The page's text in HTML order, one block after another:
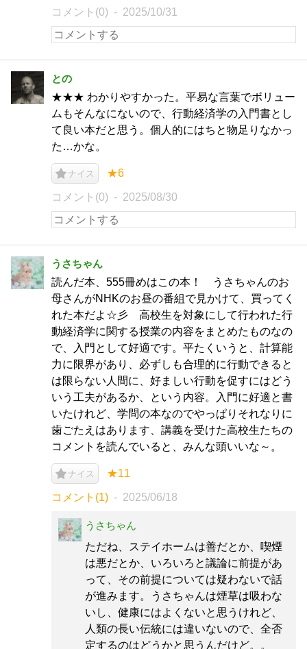
コメント(0) 2025/10/31
との
★★★ わかりやすかった。平易な言葉でボリュー
ムもそんなにないので、行動経済学の入門書とし
て良い本だと思う。個人的にはちと物足りなかっ
た…かな。
ナイス ★6
コメント(0) 2025/08/30
うさちゃん
読んだ本、555冊めはこの本！ うさちゃんのお
母さんがNHKのお昼の番組で見かけて、買ってく
れた本だよ☆彡 高校生を対象にして行われた行
動経済学に関する授業の内容をまとめたものなの
で、入門として好適です。平たくいうと、計算能
力に限界があり、必ずしも合理的に行動できると
は限らない人間に、好ましい行動を促すにはどう
いう工夫があるか、という内容。入門に好適と書
いたけれど、学問の本なのでやっぱりそれなりに
歯ごたえはあります、講義を受けた高校生たちの
コメントを読んでいると、みんな頭いいな～。
ナイス ★11
コメント(1) 2025/06/18
うさちゃん
ただね、ステイホームは善だとか、喫煙
は悪だとか、いろいろと議論に前提があ
って、その前提については疑わないで話
が進みます。うさちゃんは煙草は吸わな
いし、健康にはよくないと思うけれど、
人類の長い伝統には違いないので、全否
定するのはどうかと思うんだけど。。